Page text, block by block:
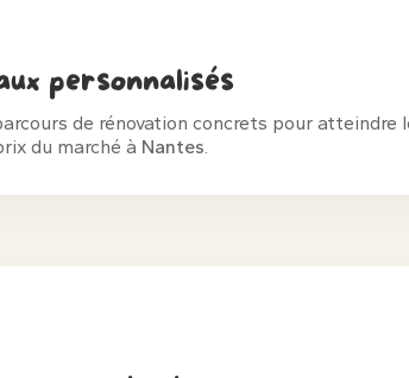
personnalisés
de rénovation concrets pour atteindre
du marché à Nantes.